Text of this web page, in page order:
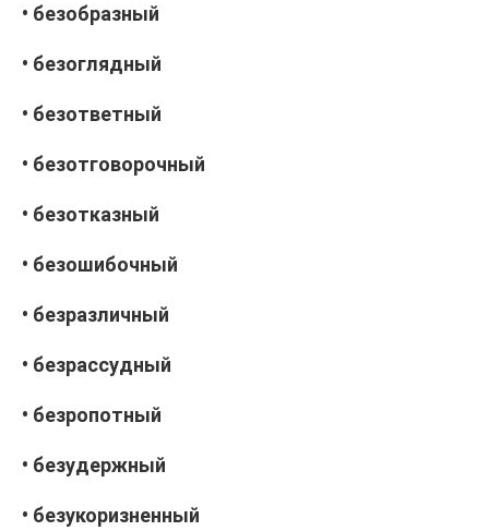
• безобразный
• безоглядный
• безответный
• безотговорочный
• безотказный
• безошибочный
• безразличный
• безрассудный
• безропотный
• безудержный
• безукоризненный